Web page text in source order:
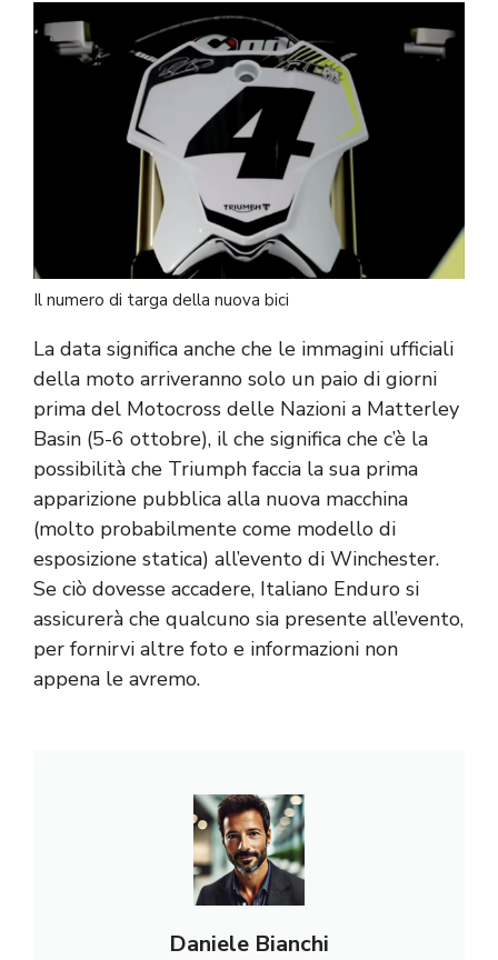
Il numero di targa della nuova bici
La data significa anche che le immagini ufficiali
della moto arriveranno solo un paio di giorni
prima del Motocross delle Nazioni a Matterley
Basin (5-6 ottobre), il che significa che c’è la
possibilità che Triumph faccia la sua prima
apparizione pubblica alla nuova macchina
(molto probabilmente come modello di
esposizione statica) all’evento di Winchester.
Se ciò dovesse accadere, Italiano Enduro si
assicurerà che qualcuno sia presente all’evento,
per fornirvi altre foto e informazioni non
appena le avremo.
Daniele Bianchi